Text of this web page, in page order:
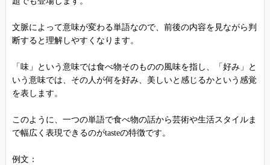
文脈によって意味が変わる単語なので、前後の内容を見ながら判
断すると理解しやすくなります。
「味」という意味では食べ物そのものの風味を指し、「好み」と
いう意味では、その人が何を好み、美しいと感じるかという感覚
を表します。
このように、一つの単語で食べ物の話から芸術や生活スタイルま
で幅広く表現できるのがtasteの特徴です。
例文：